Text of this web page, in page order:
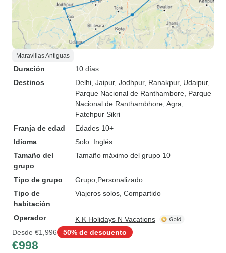
Maravillas Antiguas
Duración
10 días
Destinos
Delhi , Jaipur, Jodhpur, Ranakpur, Udaipur,
Parque Nacional de Ranthambore , Parque
Nacional de Ranthambhore , Agra
Fatehpur Sikri
Franja de edad
Edades 10+
Idioma
Solo: Inglés
Tamaño del
grupo
Tamaño máximo del grupo 10
Tipo de grupo Grupo Personalizado
Tipo de
habitación
Viajeros solos, Compartido
Operador
K K Holidays N Vacations
Desde €1,996 50% de descuento
€998